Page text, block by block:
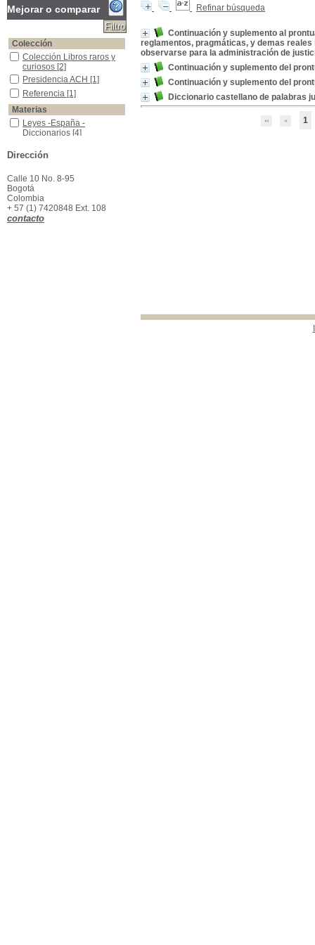
Refinar búsqueda
Continuación y suplemento al
reglamentos, pragmáticas, y demas
observarse para la administración de
Continuación y suplemento del
Continuación y suplemento del
Diccionario castellano de palabras
1
Mejorar o comparar
Colección
Colección Libros raros y curiosos
Colección Libros raros y
curiosos [2]
Presidencia ACH
Presidencia ACH [1]
Referencia
Referencia [1]
Materias
Leyes -España -Diccionarios
Leyes -España -
Diccionarios [4]
España -Diccionarios
-Diccionarios
Derecho Indiana -Administrativo -España -Diccionarios
Derecho Indiana -
Administrativo -España -
Diccionarios [1]
Dirección
Calle 10 No. 8-95
Bogotá
Colombia
+ 57 (1) 7420848 Ext. 108
contacto